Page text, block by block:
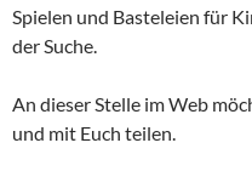
Spielen und Basteleien für
der Suche.
An dieser Stelle im Web
und mit Euch teilen.